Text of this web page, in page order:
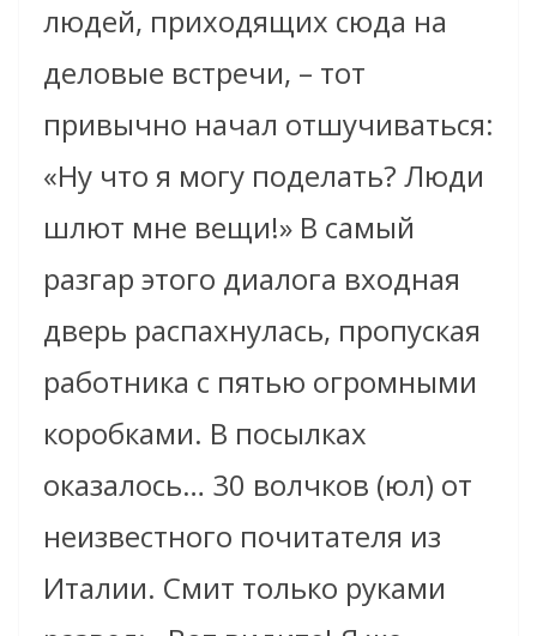
людей, приходящих сюда на
деловые встречи, – тот
привычно начал отшучиваться:
«Ну что я могу поделать? Люди
шлют мне вещи!» В самый
разгар этого диалога входная
дверь распахнулась, пропуская
работника с пятью огромными
коробками. В посылках
оказалось… 30 волчков (юл) от
неизвестного почитателя из
Италии. Смит только руками